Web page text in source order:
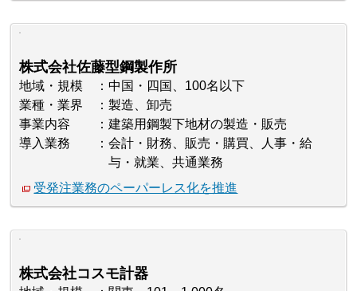
株式会社佐藤型鋼製作所
地域・規模
中国・四国、100名以下
業種・業界
製造、卸売
事業内容
建築用鋼製下地材の製造・販売
導入業務
会計・財務、販売・購買、人事・給
与・就業、共通業務
受発注業務のペーパーレス化を推進
株式会社コスモ計器